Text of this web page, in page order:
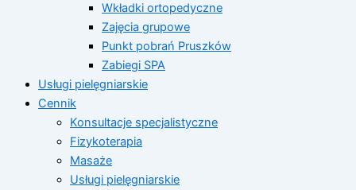
Wkładki ortopedyczne
Zajęcia grupowe
Punkt pobrań Pruszków
Zabiegi SPA
Usługi pielęgniarskie
Cennik
Konsultacje specjalistyczne
Fizykoterapia
Masaże
Usługi pielęgniarskie